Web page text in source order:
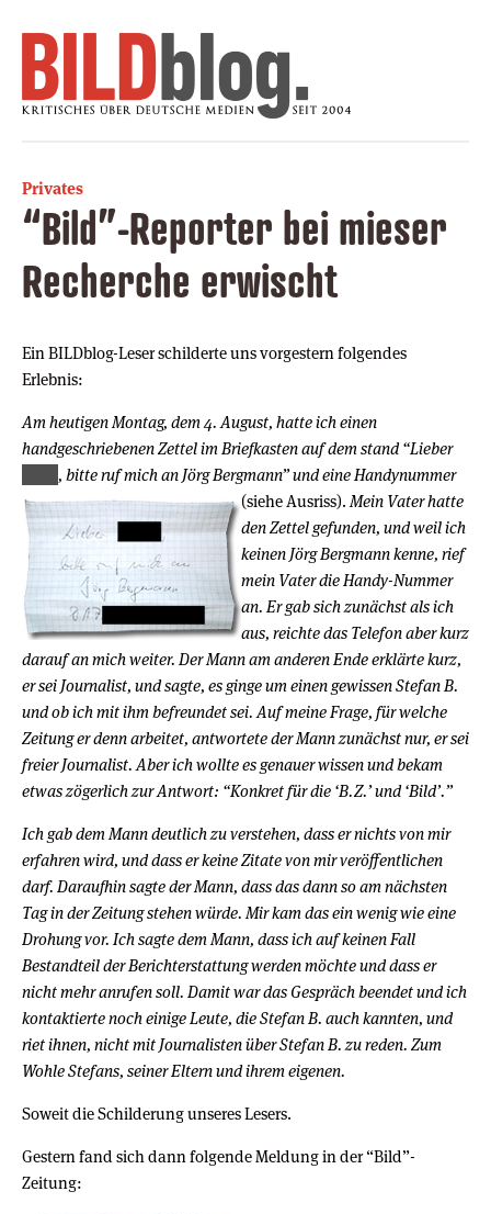
Privates
“Bild”-Reporter bei mieser
Recherche erwischt
Ein BILDblog-Leser schilderte uns vorgestern folgendes
Erlebnis:
Am heutigen Montag, dem 4. August, hatte ich einen
handgeschriebenen Zettel im Briefkasten auf dem stand “Lieber
, bitte ruf mich an Jörg Bergmann” und eine Handynummer
(siehe Ausriss). Mein Vater hatte
den Zettel gefunden, und weil ich
keinen Jörg Bergmann kenne, rief
mein Vater die Handy-Nummer
an. Er gab sich zunächst als ich
aus, reichte das Telefon aber kurz
darauf an mich weiter. Der Mann am anderen Ende erklärte kurz,
er sei Journalist, und sagte, es ginge um einen gewissen Stefan B.
und ob ich mit ihm befreundet sei. Auf meine Frage, für welche
Zeitung er denn arbeitet, antwortete der Mann zunächst nur, er sei
freier Journalist. Aber ich wollte es genauer wissen und bekam
etwas zögerlich zur Antwort: “Konkret für die ‘B.Z.’ und ‘Bild’.”
Ich gab dem Mann deutlich zu verstehen, dass er nichts von mir
erfahren wird, und dass er keine Zitate von mir veröffentlichen
darf. Daraufhin sagte der Mann, dass das dann so am nächsten
Tag in der Zeitung stehen würde. Mir kam das ein wenig wie eine
Drohung vor. Ich sagte dem Mann, dass ich auf keinen Fall
Bestandteil der Berichterstattung werden möchte und dass er
nicht mehr anrufen soll. Damit war das Gespräch beendet und ich
kontaktierte noch einige Leute, die Stefan B. auch kannten, und
riet ihnen, nicht mit Journalisten über Stefan B. zu reden. Zum
Wohle Stefans, seiner Eltern und ihrem eigenen.
Soweit die Schilderung unseres Lesers.
Gestern fand sich dann folgende Meldung in der “Bild”-
Zeitung: